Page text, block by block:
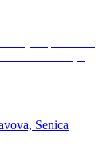
Senica